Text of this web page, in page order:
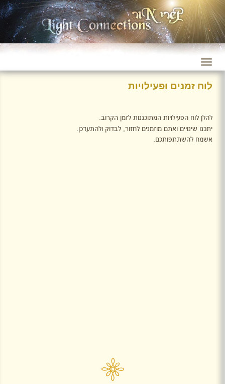
לוח זמנים ופעילויות
להלן לוח הפעילויות המתוכננות לזמן הקרוב.
יתכנו שינויים ואתם מוזמנים לחזור, לבדוק ולהתעדכן.
אשמח להשתתפותכם.